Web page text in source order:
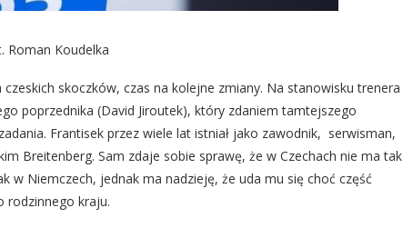
Roman Koudelka
skoczków, czas na kolejne zmiany. Na stanowisku trenera
poprzednika (David Jiroutek), który zdaniem tamtejszego
Frantisek przez wiele lat istniał jako zawodnik, serwisman,
Breitenberg. Sam zdaje sobie sprawę, że w Czechach nie ma tak
Niemczech, jednak ma nadzieję, że uda mu się choć część
rodzinnego kraju.